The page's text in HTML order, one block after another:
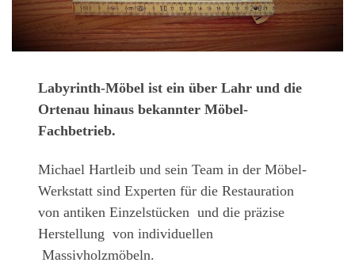
Labyrinth-Möbel ist ein über Lahr und die
Ortenau hinaus bekannter Möbel-
Fachbetrieb.
Michael Hartleib und sein Team in der Möbel-
Werkstatt sind Experten für die Restauration
von antiken Einzelstücken und die präzise
Herstellung von individuellen
Massivholzmöbeln.